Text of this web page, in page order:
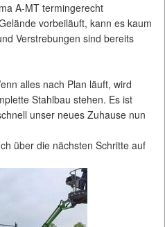
A-MT termingerecht
vorbeiläuft, kann es kaum
Verstrebungen sind bereits
alles nach Plan läuft, wird
Stahlbau stehen. Es ist
unser neues Zuhause nun
über die nächsten Schritte auf